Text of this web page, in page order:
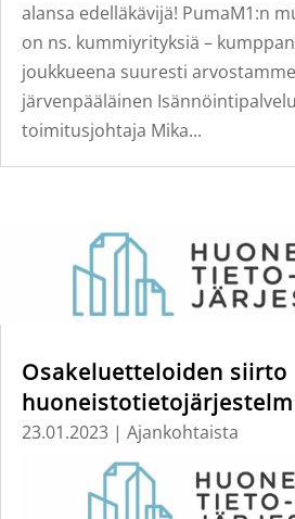
alansa edelläkävijä! PumaM1:n
on ns. kummiyrityksiä –
joukkueena suuresti
järvenpääläinen
toimitusjohtaja Mika...
Osakeluetteloiden siirto
23.01.2023 | Ajankohtaista